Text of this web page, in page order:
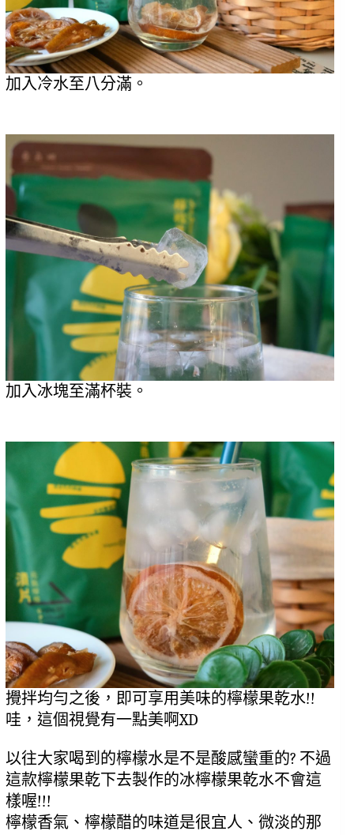
加入冷水至八分滿。
加入冰塊至滿杯裝。
攪拌均勻之後，即可享用美味的檸檬果乾水!!
哇，這個視覺有一點美啊XD
以往大家喝到的檸檬水是不是酸感蠻重的? 不過
這款檸檬果乾下去製作的冰檸檬果乾水不會這
樣喔!!!
檸檬香氣、檸檬醋的味道是很宜人、微淡的那